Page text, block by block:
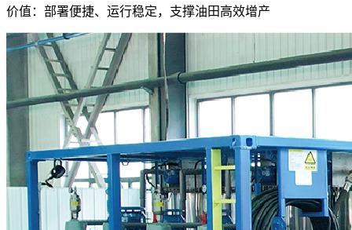
价值：部署便捷、运行稳定，支撑油田高效增产